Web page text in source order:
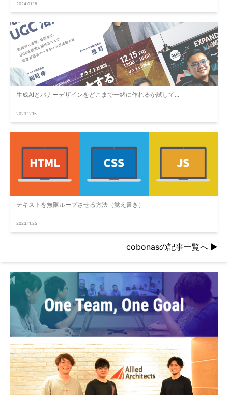
2024.01.18
生成AIとバナーデザインをどこまで一緒に作れるか試して...
2023.12.15
テキストを無限ループさせる方法（覚え書き）
2023.11.25
cobonasの記事一覧へ ▶︎